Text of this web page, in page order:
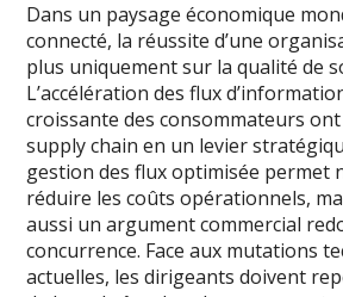
Dans un paysage économique
connecté, la réussite d’une
plus uniquement sur la qualité de
L’accélération des flux
croissante des consommateurs
supply chain en un levier
gestion des flux optimisée permet
réduire les coûts opérationnels,
aussi un argument commercial
concurrence. Face aux mutations
actuelles, les dirigeants doivent